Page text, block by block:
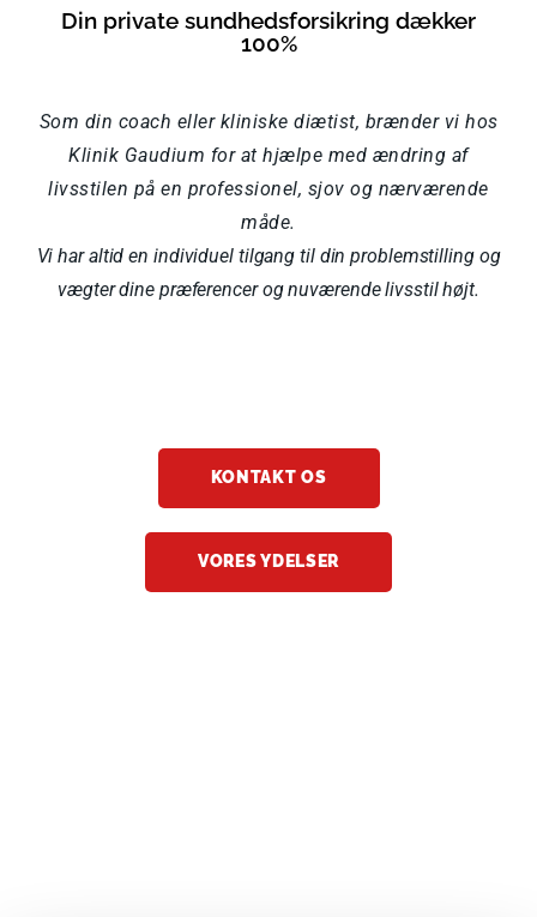
Din private sundhedsforsikring dækker
100%
Som din coach eller kliniske diætist, brænder vi hos
Klinik Gaudium for at hjælpe med ændring af
livsstilen på en professionel, sjov og nærværende
måde.
Vi har altid en individuel tilgang til din problemstilling og
vægter dine præferencer og nuværende livsstil højt.
KONTAKT OS
VORES YDELSER